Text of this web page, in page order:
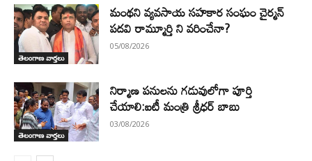
తెలంగాణ వార్తలు
మంథని వ్యవసాయ సహకార సంఘం చైర్మన్
పదవి రామ్మూర్తి ని వరించేనా?
05/08/2026
తెలంగాణ వార్తలు
నిర్మాణ పనులను గడువులోగా పూర్తి
చేయాలి:ఐటీ మంత్రి శ్రీధర్ బాబు
03/08/2026